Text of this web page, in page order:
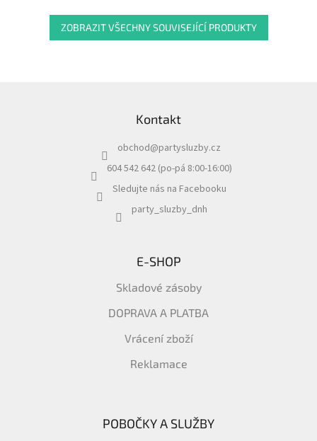
ZOBRAZIT VŠECHNY SOUVISEJÍCÍ PRODUKTY
Kontakt
obchod@partysluzby.cz
604 542 642 (po-pá 8:00-16:00)
Sledujte nás na Facebooku
party_sluzby_dnh
E-SHOP
Skladové zásoby
DOPRAVA A PLATBA
Vrácení zboží
Reklamace
POBOČKY A SLUŽBY